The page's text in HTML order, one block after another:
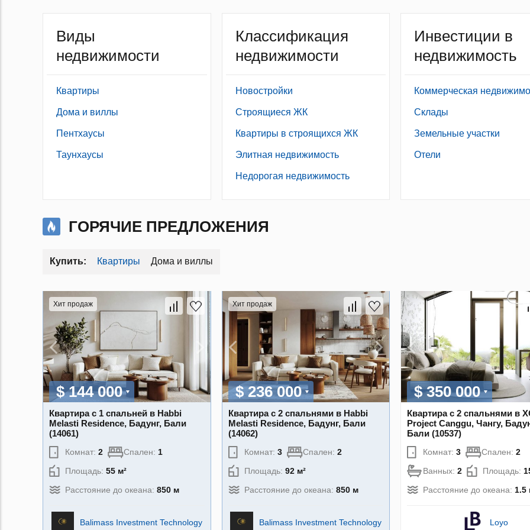
Виды
недвижимости
Квартиры
Дома и виллы
Пентхаусы
Таунхаусы
Классификация
недвижимости
Новостройки
Строящиеся ЖК
Квартиры в строящихся ЖК
Элитная недвижимость
Недорогая недвижимость
Инвестиции в
недвижимость
Коммерческая
Склады
Земельные участки
Отели
ГОРЯЧИЕ ПРЕДЛОЖЕНИЯ
Купить: Квартиры Дома и виллы
Хит продаж
$ 144 000
Квартира с 1 спальней в Habbi
Melasti Residence, Бадунг, Бали
(14061)
Комнат: 2 Спален: 1
Площадь: 55 м²
Расстояние до океана: 850 м
Balimass Investment Technology
Хит продаж
$ 236 000
Квартира с 2 спальнями в Habbi
Melasti Residence, Бадунг, Бали
(14062)
Комнат: 3 Спален: 2
Площадь: 92 м²
Расстояние до океана: 850 м
Balimass Investment Technology
$ 350 000
Квартира с 2 спальнями в
Project Canggu, Чангу,
Бали (10537)
Комнат:3 Спален:2
Ванных:2 Площадь:
Расстояние до океана: 1.5
Loyo